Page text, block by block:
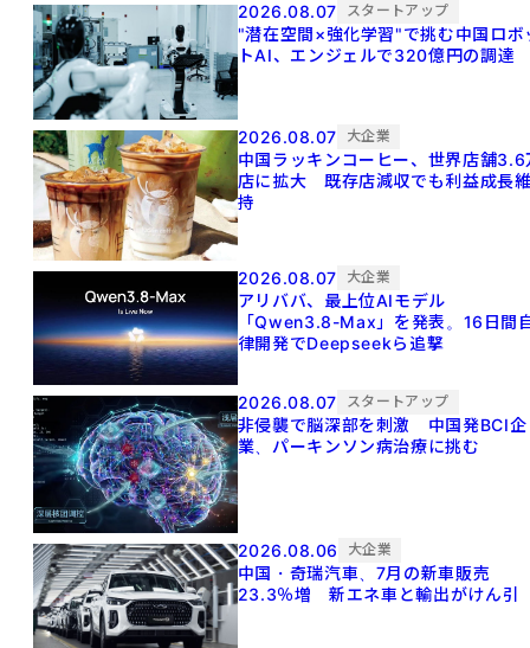
2026.08.07 スタートアップ
"潜在空間×強化学習"で挑む中国ロボ
トAI、エンジェルで320億円の調達
2026.08.07 大企業
中国ラッキンコーヒー、世界店舗3.6
店に拡大 既存店減収でも利益成長
持
2026.08.07 大企業
アリババ、最上位AIモデル
「Qwen3.8-Max」を発表。16日間
律開発でDeepseekら追撃
2026.08.07 スタートアップ
非侵襲で脳深部を刺激 中国発BCI企
業、パーキンソン病治療に挑む
2026.08.06 大企業
中国・奇瑞汽車、7月の新車販売
23.3％増 新エネ車と輸出がけん引